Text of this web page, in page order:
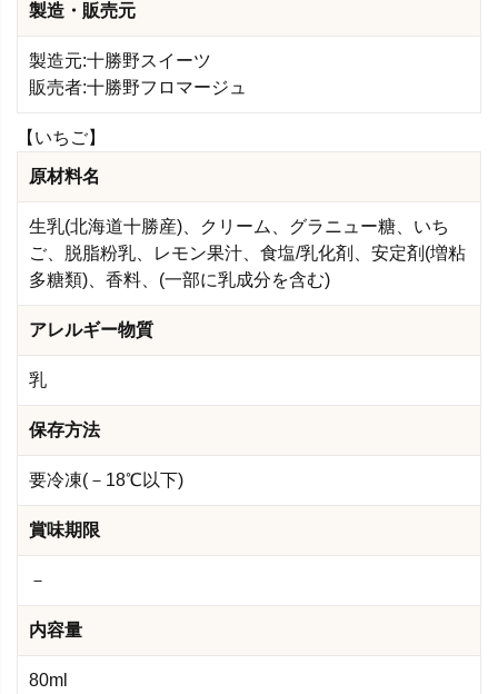
製造・販売元
製造元:十勝野スイーツ
販売者:十勝野フロマージュ
【いちご】
原材料名
生乳(北海道十勝産)、クリーム、グラニュー糖、いち
ご、脱脂粉乳、レモン果汁、食塩/乳化剤、安定剤(増粘
多糖類)、香料、(一部に乳成分を含む)
アレルギー物質
乳
保存方法
要冷凍(－18℃以下)
賞味期限
－
内容量
80ml